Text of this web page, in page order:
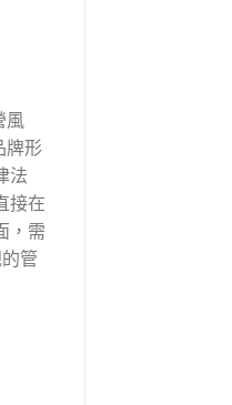
風
牌形
法
接在
，需
管